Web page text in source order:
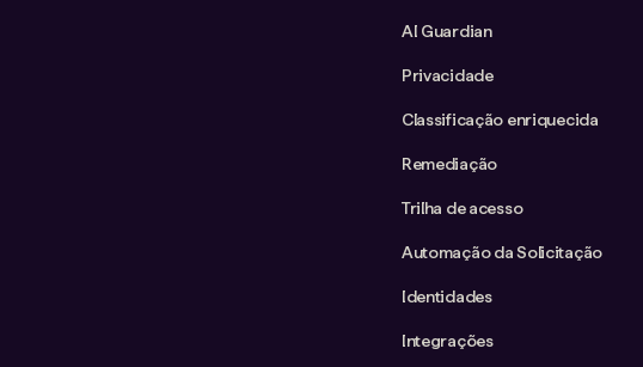
AI Guardian
Privacidade
Classificação enriquecida
Remediação
Trilha de acesso
Automação da Solicitação
Identidades
Integrações